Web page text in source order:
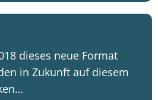
dieses neue Format
in Zukunft auf diesem